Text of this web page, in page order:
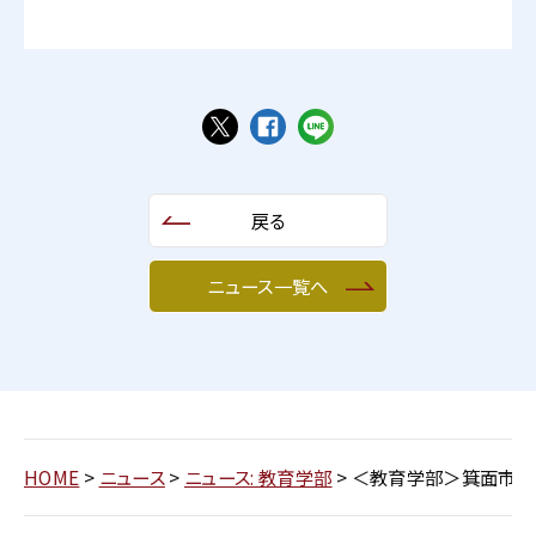
戻る
ニュース一覧へ
HOME > ニュース> ニュース: 教育学部 > ＜教育学部＞箕面市